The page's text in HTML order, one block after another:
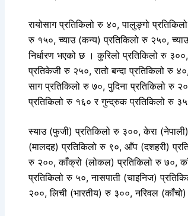
रायोसाग प्रतिकिलो रु ४०, पालुङ्गो
रु १५०, च्याउ (कन्य) प्रतिकिलो रु २५०,
निर्धारण भएको छ । कुरिलो प्रतिकिलो रु
प्रतिकेजी रु २५०, रातो बन्दा प्रतिकिलो रु
साग प्रतिकिलो रु ७०, पुदिना प्रतिकिलो रु
प्रतिकिलो रु १६० र गुन्द्रुक प्रतिकिलो रु
स्याउ (फुजी) प्रतिकिलो रु ३००, केरा
(मालदह) प्रतिकिलो रु ९०, आँप (दशहरी)
रु २००, काँक्रो (लोकल) प्रतिकिलो रु ७०,
प्रतिकिलो रु ५०, नासपाती (चाइनिज)
२००, लिची (भारतीय) रु ३००, नरिवल (काँचो)